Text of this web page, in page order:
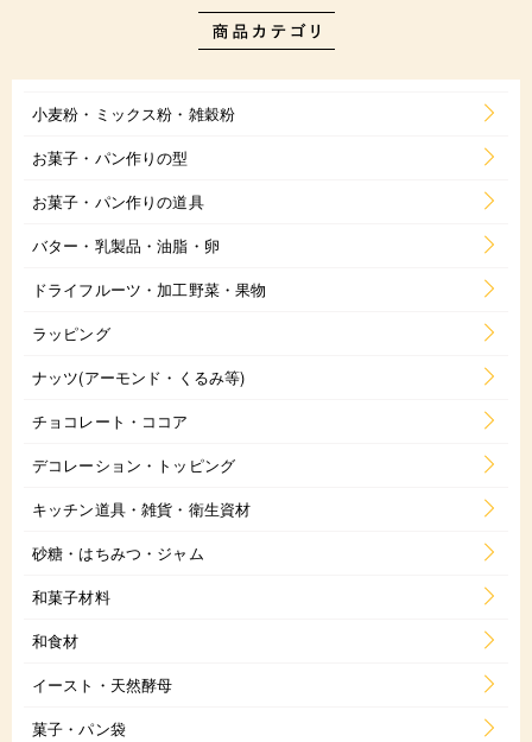
小麦粉・ミックス粉・雑穀粉
お菓子・パン作りの型
お菓子・パン作りの道具
バター・乳製品・油脂・卵
ドライフルーツ・加工野菜・果物
ラッピング
ナッツ(アーモンド・くるみ等)
チョコレート・ココア
デコレーション・トッピング
キッチン道具・雑貨・衛生資材
砂糖・はちみつ・ジャム
和菓子材料
和食材
イースト・天然酵母
菓子・パン袋